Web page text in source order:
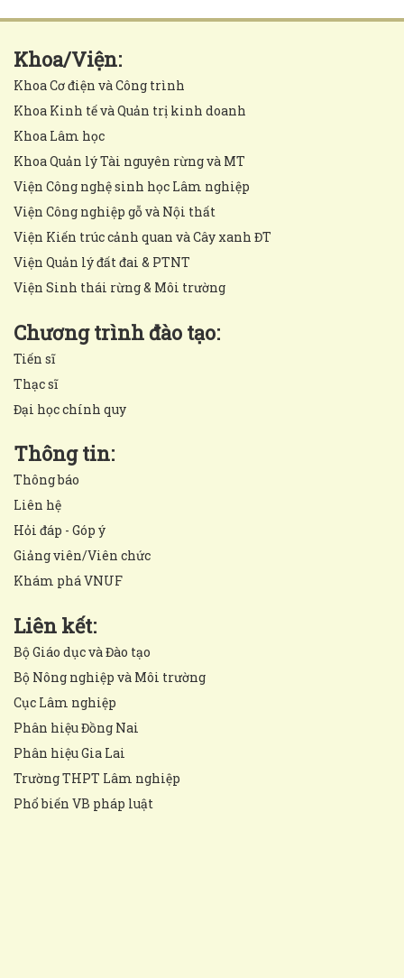
Khoa/Viện:
Khoa Cơ điện và Công trình
Khoa Kinh tế và Quản trị kinh doanh
Khoa Lâm học
Khoa Quản lý Tài nguyên rừng và MT
Viện Công nghệ sinh học Lâm nghiệp
Viện Công nghiệp gỗ và Nội thất
Viện Kiến trúc cảnh quan và Cây xanh ĐT
Viện Quản lý đất đai & PTNT
Viện Sinh thái rừng & Môi trường
Chương trình đào tạo:
Tiến sĩ
Thạc sĩ
Đại học chính quy
Thông tin:
Thông báo
Liên hệ
Hỏi đáp - Góp ý
Giảng viên/Viên chức
Khám phá VNUF
Liên kết:
Bộ Giáo dục và Đào tạo
Bộ Nông nghiệp và Môi trường
Cục Lâm nghiệp
Phân hiệu Đồng Nai
Phân hiệu Gia Lai
Trường THPT Lâm nghiệp
Phổ biến VB pháp luật